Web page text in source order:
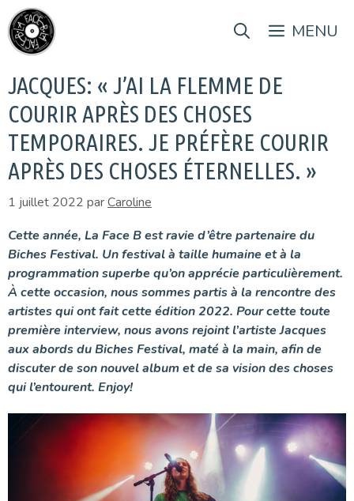
Aller
au
contenu
MENU
JACQUES: « J’AI LA FLEMME DE
COURIR APRÈS DES CHOSES
TEMPORAIRES. JE PRÉFÈRE COURIR
APRÈS DES CHOSES ÉTERNELLES. »
1 juillet 2022 parCaroline
Cette année, La Face B est ravie d’être partenaire du
Biches Festival. Un festival à taille humaine et à la
programmation superbe qu’on apprécie particulièrement.
À cette occasion, nous sommes partis à la rencontre des
artistes qui ont fait cette édition 2022. Pour cette toute
première interview, nous avons rejoint l’artiste Jacques
aux abords du Biches Festival, maté à la main, afin de
discuter de son nouvel album et de sa vision des choses
qui l’entourent. Enjoy!